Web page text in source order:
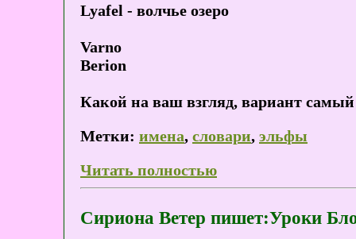
Lyafel - волчье озеро
Varno
Berion
Какой на ваш взгляд, вариант
Метки: имена, словари, эльфы
Читать полностью
Сириона Ветер пишет:Уроки